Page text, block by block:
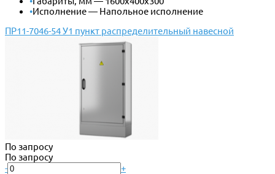
•Исполнение — Напольное исполнение
ПР11-7046-54 У1 пункт распределительный навесной
По запросу
По запросу
-
+